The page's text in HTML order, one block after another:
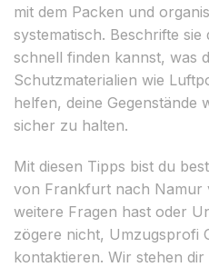
mit dem Packen und
systematisch. Beschrifte
schnell finden kannst, was
Schutzmaterialien wie
helfen, deine Gegenstände
sicher zu halten.
Mit diesen Tipps bist du
von Frankfurt nach Namur
weitere Fragen hast oder
zögere nicht, Umzugsprofi
kontaktieren. Wir stehen